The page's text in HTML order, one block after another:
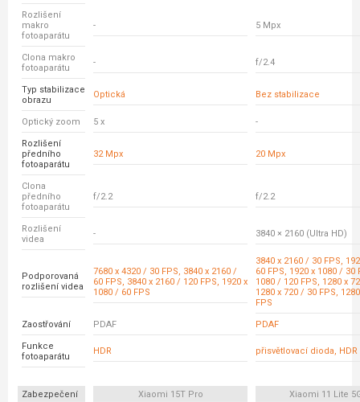
Rozlišení
makro
fotoaparátu
- 5 Mpx
Clona makro
fotoaparátu
- f/2.4
Typ stabilizace
obrazu
Optická Bez stabilizace
Optický zoom 5 x -
Rozlišení
předního
fotoaparátu
32 Mpx 20 Mpx
Clona
předního
fotoaparátu
f/2.2 f/2.2
Rozlišení
videa
- 3840 × 2160 (Ultra HD)
Podporovaná
rozlišení videa
7680 x 4320 / 30 FPS, 3840 x 2160 /
60 FPS, 3840 x 2160 / 120 FPS, 1920 x
1080 / 60 FPS
3840 x 2160 / 30 FPS,
60 FPS, 1920 x 1080 / 30
1080 / 120 FPS, 1280 x
1280 x 720 / 30 FPS,
FPS
Zaostřování PDAF PDAF
Funkce
fotoaparátu
HDR přisvětlovací dioda, HDR
Zabezpečení Xiaomi 15T Pro
Xiaomi 11 Lite